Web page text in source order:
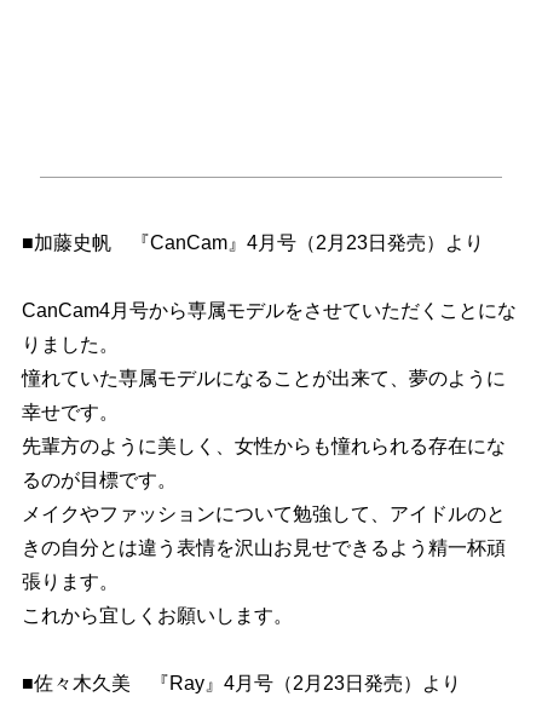
■加藤史帆 『CanCam』4月号（2月23日発売）より
CanCam4月号から専属モデルをさせていただくことにな
りました。
憧れていた専属モデルになることが出来て、夢のように
幸せです。
先輩方のように美しく、女性からも憧れられる存在にな
るのが目標です。
メイクやファッションについて勉強して、アイドルのと
きの自分とは違う表情を沢山お見せできるよう精一杯頑
張ります。
これから宜しくお願いします。
■佐々木久美 『Ray』4月号（2月23日発売）より